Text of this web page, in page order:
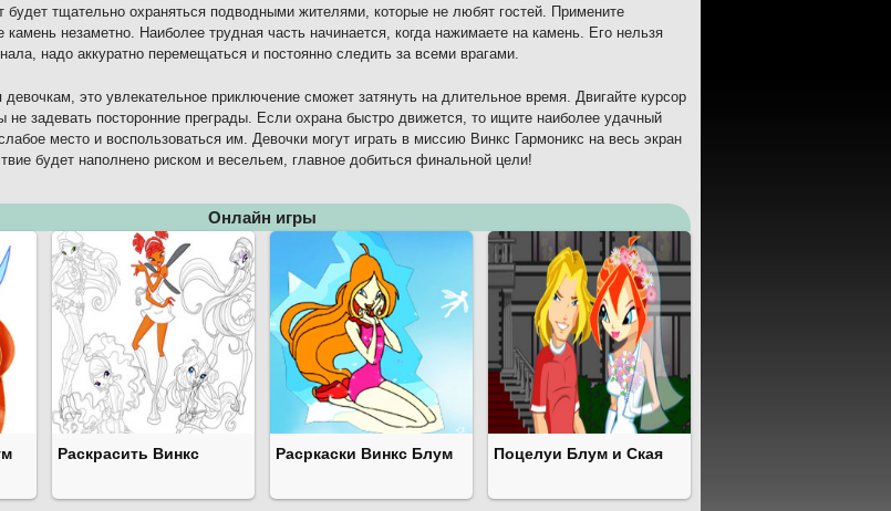
тщательно охраняться подводными жителями, которые не любят гостей. Примените
камень незаметно. Наиболее трудная часть начинается, когда нажимаете на камень. Его нельзя
надо аккуратно перемещаться и постоянно следить за всеми врагами.
девочкам, это увлекательное приключение сможет затянуть на длительное время. Двигайте курсор
не задевать посторонние преграды. Если охрана быстро движется, то ищите наиболее удачный
место и воспользоваться им. Девочки могут играть в миссию Винкс Гармоникс на весь экран
будет наполнено риском и весельем, главное добиться финальной цели!
Онлайн игры
Раскрасить Винкс Расркаски Винкс Блум Поцелуи Блум и Ская